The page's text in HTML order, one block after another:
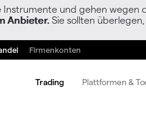
und gehen wegen
Anbieter. Sie sollten
Firmenkonten
Trading Plattformen &